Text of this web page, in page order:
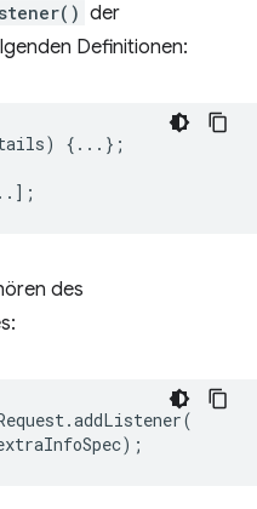
der
Definitionen:
)
{...};
des
.addListener(
);